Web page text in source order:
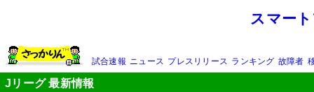
スマー
試合速報 ニュース プレスリリース ランキング 故障者
Jリーグ 最新情報